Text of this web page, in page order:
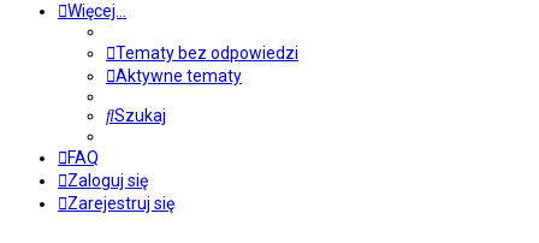
Więcej…
Tematy bez odpowiedzi
Aktywne tematy
Szukaj
FAQ
Zaloguj się
Zarejestruj się